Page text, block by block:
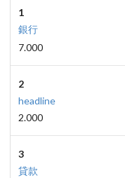
1
銀行
7.000
2
headline
2.000
3
貸款